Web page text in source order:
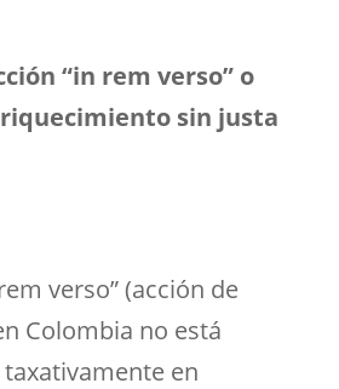
“in rem verso” o
sin justa
verso” (acción de
Colombia no está
en